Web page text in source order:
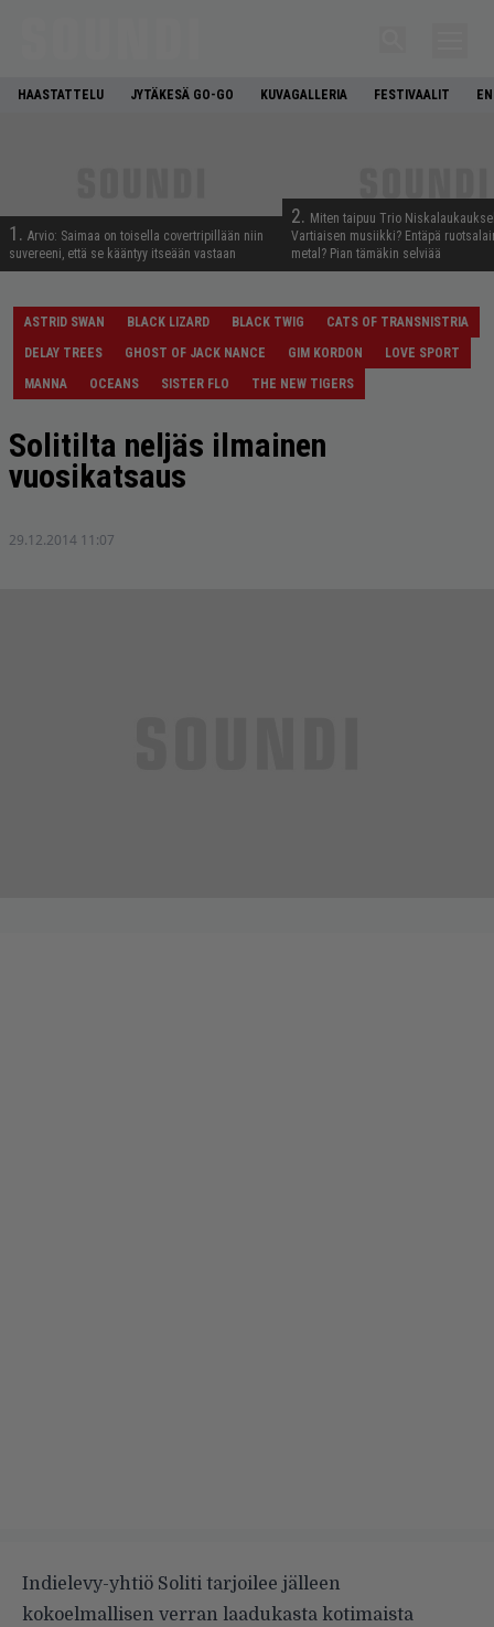
HAASTATTELU JYTÄKESÄ GO-GO KUVAGALLERIA FESTIVAALIT
1. Arvio: Saimaa on toisella covertripillään niin
suvereeni, että se kääntyy itseään vastaan
2. Miten taipuu Trio
Vartiaisen musiikki? Entäpä
metal? Pian tämäkin selviää
ASTRID SWAN BLACK LIZARD BLACK TWIG
CATS OF TRANSNISTRIA
DELAY TREES
GHOST OF JACK NANCE GIM KORDON
LOVE SPORT
MANNA
OCEANS SISTER FLO THE NEW TIGERS
Solitilta neljäs ilmainen
vuosikatsaus
29.12.2014 11:07
Indielevy-yhtiö Soliti tarjoilee jälleen
kokoelmallisen verran laadukasta kotimaista